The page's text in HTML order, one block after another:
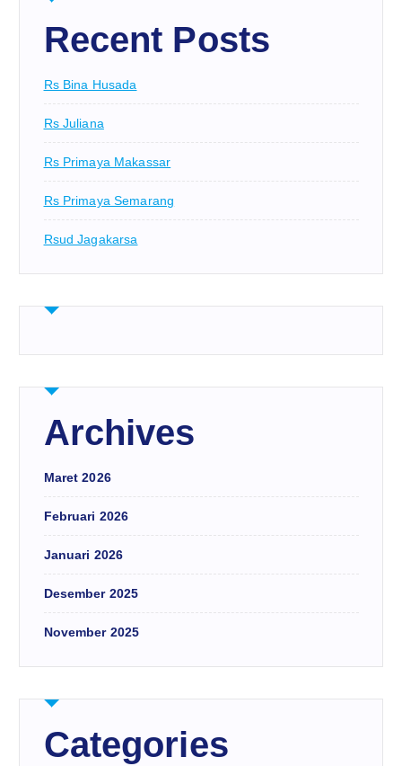
Recent Posts
Rs Bina Husada
Rs Juliana
Rs Primaya Makassar
Rs Primaya Semarang
Rsud Jagakarsa
Archives
Maret 2026
Februari 2026
Januari 2026
Desember 2025
November 2025
Categories